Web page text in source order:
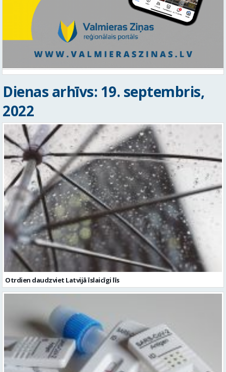
Dienas arhīvs: 19. septembris,
2022
Otrdien daudzviet Latvijā īslaicīgi līs